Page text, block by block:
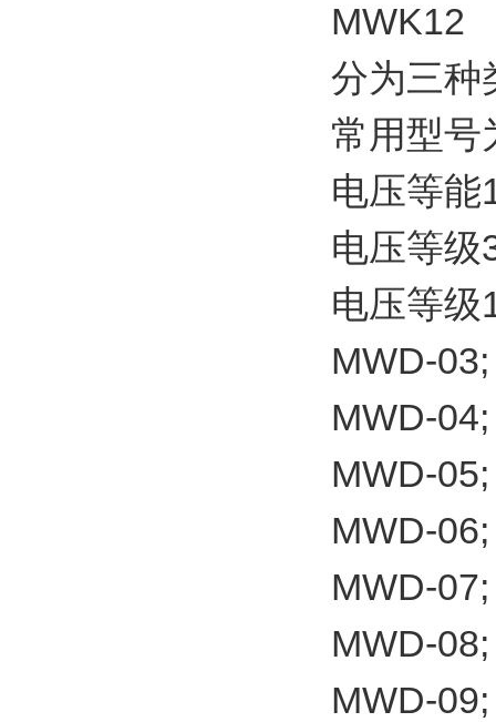
MWK12
分为三种
常用型号
电压等能
电压等级
电压等级
MWD-
MWD-
MWD-
MWD-
MWD-
MWD-
MWD-